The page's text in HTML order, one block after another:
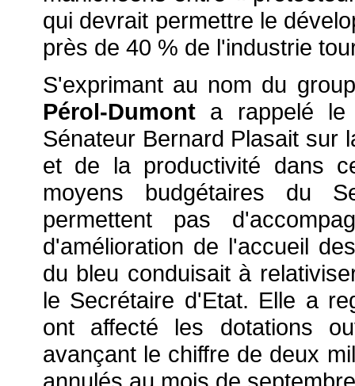
qui devrait permettre le
près de 40 % de l'industrie
S'exprimant au nom du
Pérol-Dumont a rappelé le
Sénateur Bernard Plasait sur
et de la productivité dans
moyens budgétaires du
permettent pas
d'amélioration de l'accueil
du bleu conduisait à
le Secrétaire d'Etat. Elle a
ont affecté les dotations
avançant le chiffre de deux